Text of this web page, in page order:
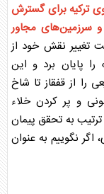
ترکیه برای گسترش
و سرزمین‌های مجاور
تغییر نقش خود از
پایان برد و این
را از قفقاز تا شاخ
و پر کردن خلاء
به تحقق پیمان
اگر نگوییم به عنوان